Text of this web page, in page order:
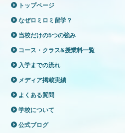
トップページ
なぜロミロミ留学？
当校だけの5つの強み
コース・クラス&授業料一覧
入学までの流れ
メディア掲載実績
よくある質問
学校について
公式ブログ